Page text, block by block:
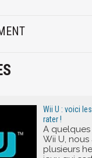
Wii U : voici
rater !
A
Wii U,
plusieurs